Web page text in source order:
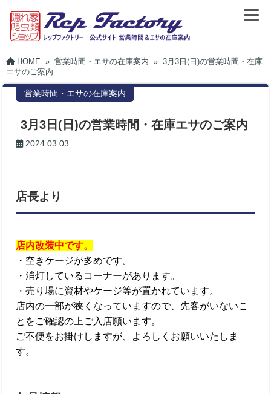
HOME » 営業時間・エサの在庫案内 » 3月3日(日)の営業時間・在庫
エサのご案内
営業時間・エサの在庫案内
3月3日(日)の営業時間・在庫エサのご案内
2024.03.03
店長より
店内改装中です。
・空きケージが多めです。
・消灯しているコーナーがあります。
・売り場に資材やケージ等が置かれています。
店内の一部が狭くなっていますので、先客がいないこ
とをご確認の上ご入店願います。
ご不便をお掛けしますが、よろしくお願いいたしま
す。